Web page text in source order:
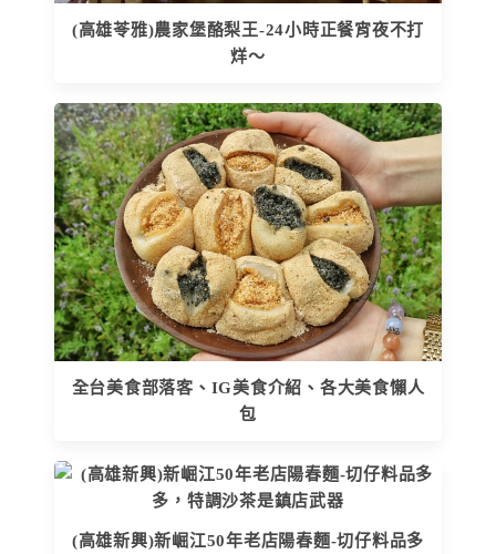
(高雄苓雅)農家堡酪梨王-24小時正餐宵夜不打
烊～
全台美食部落客、IG美食介紹、各大美食懶人
包
(高雄新興)新崛江50年老店陽春麵-切仔料品多